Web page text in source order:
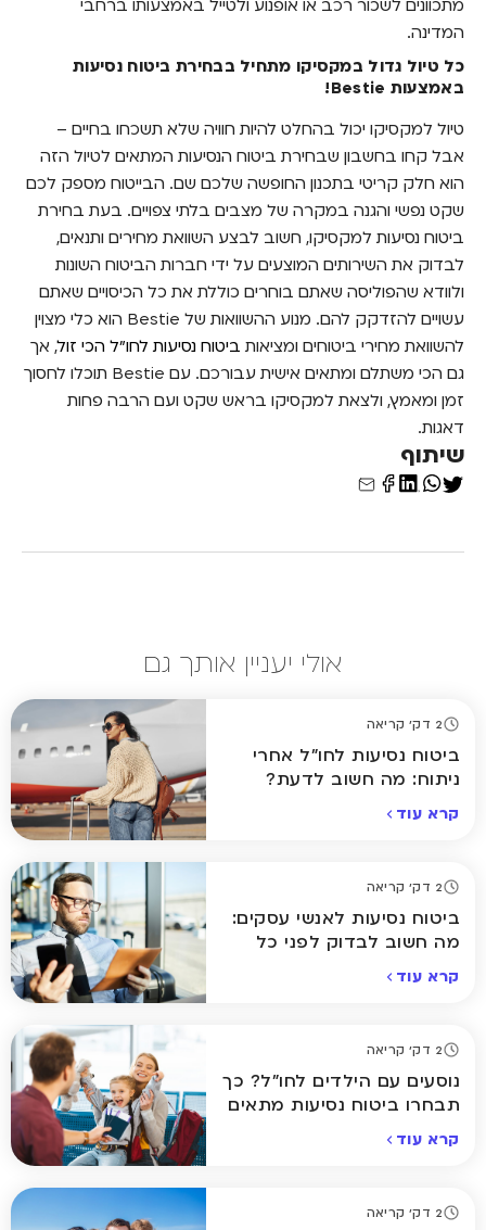
מתכוונים לשכור רכב או אופנוע ולטייל באמצעותו ברחבי
המדינה.
כל טיול גדול במקסיקו מתחיל בבחירת ביטוח נסיעות
באמצעות Bestie!
טיול למקסיקו יכול בהחלט להיות חוויה שלא תשכחו בחיים –
אבל קחו בחשבון שבחירת ביטוח הנסיעות המתאים לטיול הזה
הוא חלק קריטי בתכנון החופשה שלכם שם. הבייטוח מספק לכם
שקט נפשי והגנה במקרה של מצבים בלתי צפויים. בעת בחירת
ביטוח נסיעות למקסיקו, חשוב לבצע השוואת מחירים ותנאים,
לבדוק את השירותים המוצעים על ידי חברות הביטוח השונות
ולוודא שהפוליסה שאתם בוחרים כוללת את כל הכיסויים שאתם
עשויים להזדקק להם. מנוע ההשוואות של Bestie הוא כלי מצוין
להשוואת מחירי ביטוחים ומציאות ביטוח נסיעות לחו"ל הכי זול, אך
גם הכי משתלם ומתאים אישית עבורכם. עם Bestie תוכלו לחסוך
זמן ומאמץ, ולצאת למקסיקו בראש שקט ועם הרבה פחות
דאגות.
שיתוף
אולי יעניין אותך גם
2 דק' קריאה
ביטוח נסיעות לחו"ל אחרי
ניתוח: מה חשוב לדעת?
קרא עוד
2 דק' קריאה
ביטוח נסיעות לאנשי עסקים:
מה חשוב לבדוק לפני כל
קרא עוד
2 דק' קריאה
נוסעים עם הילדים לחו"ל? כך
תבחרו ביטוח נסיעות מתאים
קרא עוד
2 דק' קריאה